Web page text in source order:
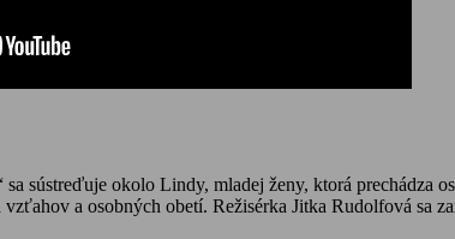
sa sústreďuje okolo Lindy, mladej ženy, ktorá
a osobných obetí. Režisérka Jitka Rudolfová sa